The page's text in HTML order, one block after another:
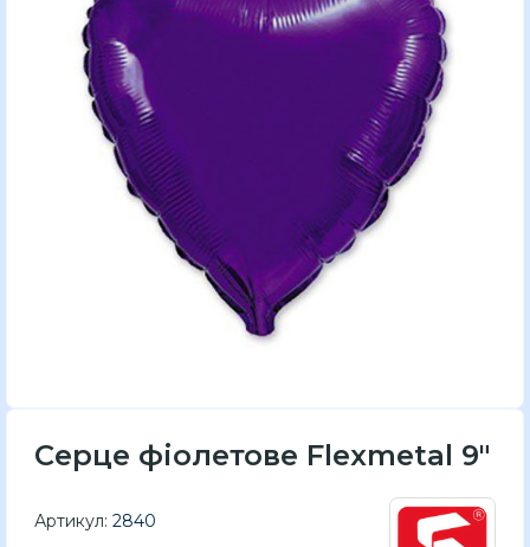
Серце фіолетове Flexmetal 9"
Артикул: 2840